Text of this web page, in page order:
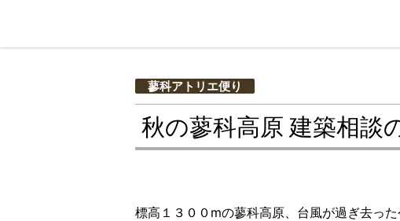
蓼科アトリエ便り
秋の蓼科高原 建築相談
標高１３００mの蓼科高原、台風が過ぎ去っ